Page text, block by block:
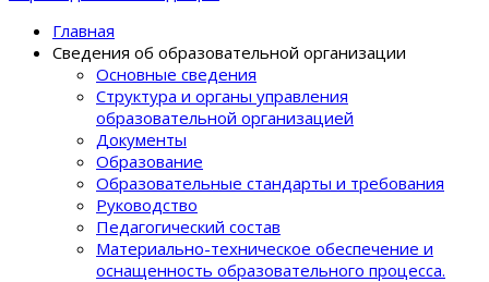
Главная
Сведения об образовательной организации
Основные сведения
Структура и органы управления
образовательной организацией
Документы
Образование
Образовательные стандарты и требования
Руководство
Педагогический состав
Материально-техническое обеспечение и
оснащенность образовательного процеcса.